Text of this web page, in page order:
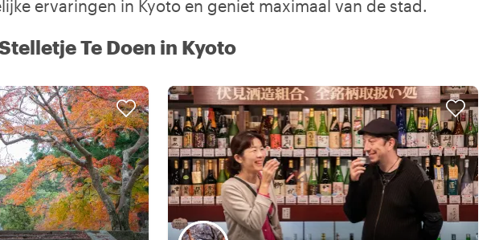
ervaringen in Kyoto en geniet maximaal van de stad.
Te Doen in Kyoto